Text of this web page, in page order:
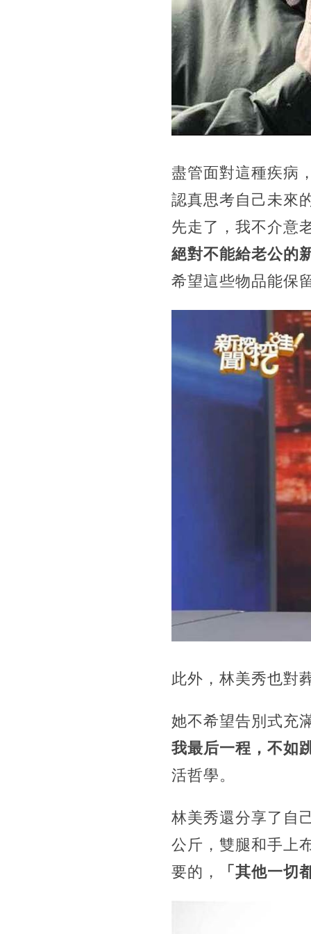
盡管面對這種疾病
認真思考自己未來
先走了，我不介意
絕對不能給老公的
希望這些物品能保
此外，林美秀也對
她不希望告別式充
我最后一程，不如
活哲學。
林美秀還分享了自
公斤，雙腿和手上
要的，
「其他一切